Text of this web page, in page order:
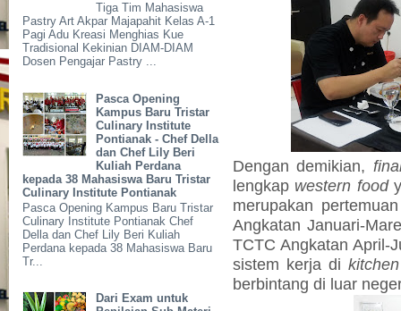
Tiga Tim Mahasiswa
Pastry Art Akpar Majapahit Kelas A-1
Pagi Adu Kreasi Menghias Kue
Tradisional Kekinian DIAM-DIAM
Dosen Pengajar Pastry ...
Pasca Opening
Kampus Baru Tristar
Culinary Institute
Pontianak - Chef Della
dan Chef Lily Beri
Kuliah Perdana
kepada 38 Mahasiswa Baru Tristar
Culinary Institute Pontianak
Pasca Opening Kampus Baru Tristar
Culinary Institute Pontianak Chef
Della dan Chef Lily Beri Kuliah
Perdana kepada 38 Mahasiswa Baru
Tr...
Dari Exam untuk
Dengan demikian,
lengkap western food
merupakan
Angkatan Januari-
TCTC Angkatan April-
sistem kerja di kitchen
berbintang di luar